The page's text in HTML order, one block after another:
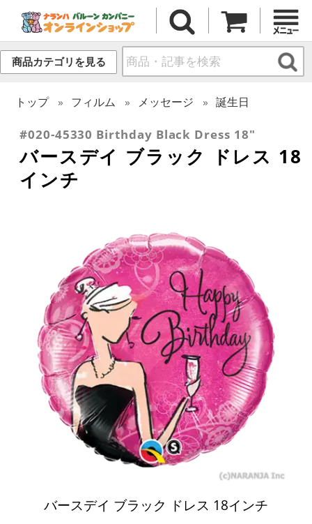
商品カテゴリを見る
トップ フィルム メッセージ 誕生日
#020-45330 Birthday Black Dress 18"
バースデイ ブラック ドレス 18
インチ
バースデイ ブラック ドレス 18インチ